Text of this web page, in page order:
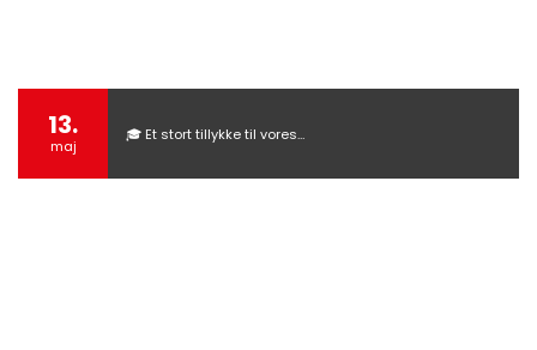
13.
maj
🎓 Et stort tillykke til vores…